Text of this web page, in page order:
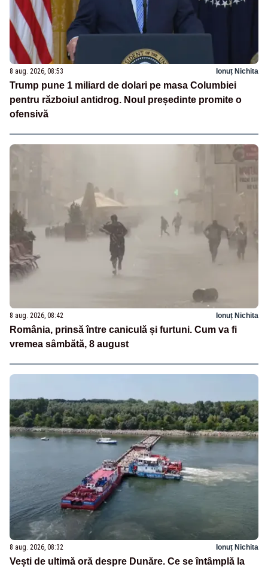
8 aug. 2026, 08:53 Ionuț Nichita
Trump pune 1 miliard de dolari pe masa Columbiei
pentru războiul antidrog. Noul președinte promite o
ofensivă
8 aug. 2026, 08:42 Ionuț Nichita
România, prinsă între caniculă și furtuni. Cum va fi
vremea sâmbătă, 8 august
8 aug. 2026, 08:32 Ionuț Nichita
Vești de ultimă oră despre Dunăre. Ce se întâmplă la